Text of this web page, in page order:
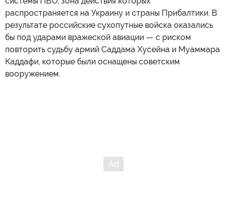
распространяется на Украину и страны Прибалтики. В
результате российские сухопутные войска оказались
бы под ударами вражеской авиации — с риском
повторить судьбу армий Саддама Хусейна и Муаммара
Каддафи, которые были оснащены советским
вооружением.